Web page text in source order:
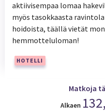
aktiivisempaa lomaa
myös tasokkaasta
hoidoista, täällä vietät
hemmotteluloman!
HOTELLI
Matkoja
Alkaen